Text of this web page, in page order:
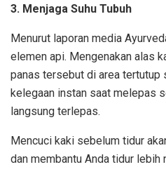
3. Menjaga Suhu Tubuh
Menurut laporan media
elemen api. Mengenakan alas
panas tersebut di area tertutup
kelegaan instan saat melepas
langsung terlepas.
Mencuci kaki sebelum tidur
dan membantu Anda tidur lebih